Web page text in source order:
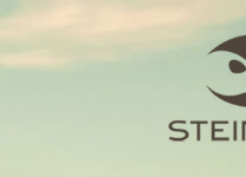
Zum Hauptinhalt springen